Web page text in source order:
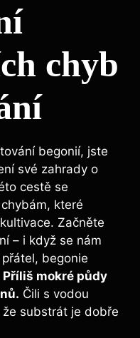
chyb
begonií, jste
své zahrady o
cestě se
které
Začněte
– i když se nám
begonie
Příliš mokré půdy
Čili s vodou
substrát je dobře